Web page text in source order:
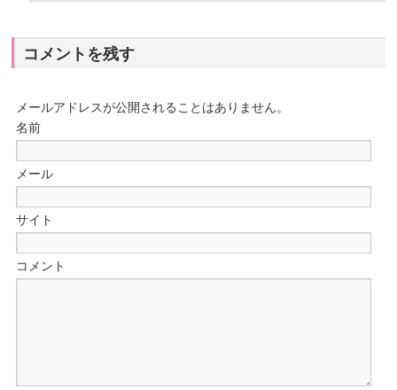
コメントを残す
メールアドレスが公開されることはありません。
名前
メール
サイト
コメント